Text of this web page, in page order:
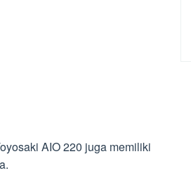
AIO 220 juga memiliki